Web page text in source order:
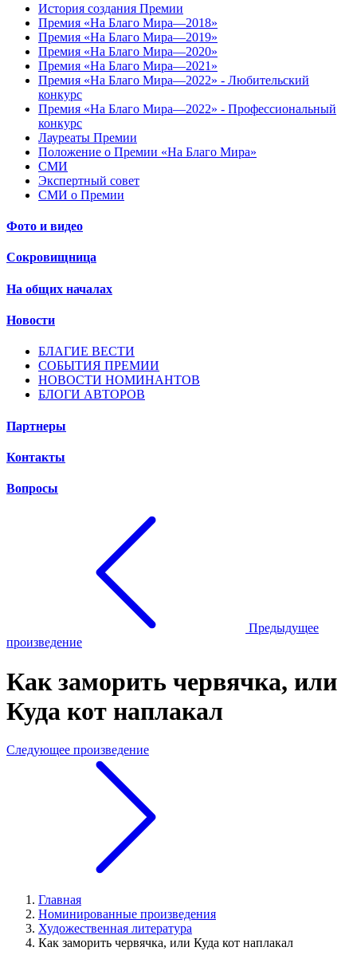
История создания Премии
Премия «На Благо Мира—2018»
Премия «На Благо Мира—2019»
Премия «На Благо Мира—2020»
Премия «На Благо Мира—2021»
Премия «На Благо Мира—2022» - Любительский
конкурс
Премия «На Благо Мира—2022» - Профессиональный
конкурс
Лауреаты Премии
Положение о Премии «На Благо Мира»
СМИ
Экспертный совет
СМИ о Премии
Фото и видео
Сокровищница
На общих началах
Новости
БЛАГИЕ ВЕСТИ
СОБЫТИЯ ПРЕМИИ
НОВОСТИ НОМИНАНТОВ
БЛОГИ АВТОРОВ
Партнеры
Контакты
Вопросы
Предыдущее
произведение
Как заморить червячка, или
Куда кот наплакал
Следующее произведение
Главная
Номинированные произведения
Художественная литература
Как заморить червячка, или Куда кот наплакал